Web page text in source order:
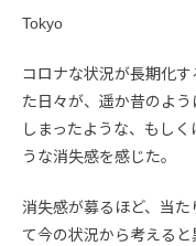
Tokyo
コロナな状況が長期化
た日々が、遥か昔のよ
しまったような、もし
うな消失感を感じた。
消失感が募るほど、当
て今の状況から考える